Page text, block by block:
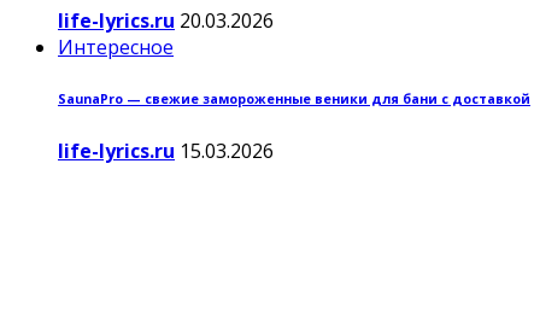
life-lyrics.ru 20.03.2026
Интересное
SaunaPro — свежие замороженные веники для бани с доставкой
life-lyrics.ru 15.03.2026